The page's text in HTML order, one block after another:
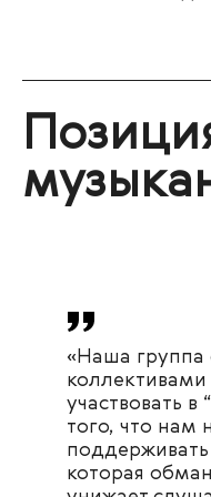
«Наша группа
участвовать
того, что нам
которая